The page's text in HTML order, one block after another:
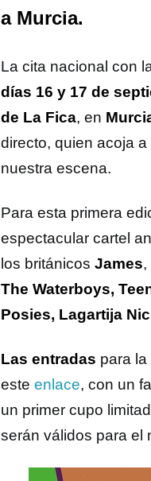
a Murcia.
La cita nacional con
días 16 y 17 de
de La Fica, en
directo, quien acoja
nuestra escena.
Para esta primera
espectacular cartel
los británicos James,
The Waterboys,
Posies, Lagartija
Las entradas para
este enlace, con un
un primer cupo
serán válidos para el